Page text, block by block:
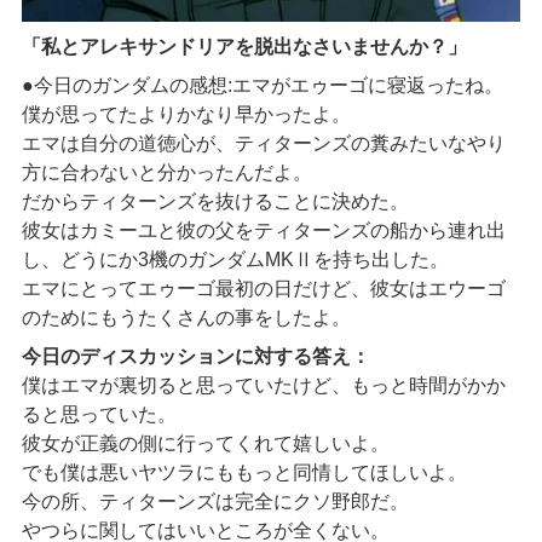
「私とアレキサンドリアを脱出なさいませんか？」
●今日のガンダムの感想:エマがエゥーゴに寝返ったね。
僕が思ってたよりかなり早かったよ。
エマは自分の道徳心が、ティターンズの糞みたいなやり
方に合わないと分かったんだよ。
だからティターンズを抜けることに決めた。
彼女はカミーユと彼の父をティターンズの船から連れ出
し、どうにか3機のガンダムMKⅡを持ち出した。
エマにとってエゥーゴ最初の日だけど、彼女はエウーゴ
のためにもうたくさんの事をしたよ。
今日のディスカッションに対する答え：
僕はエマが裏切ると思っていたけど、もっと時間がかか
ると思っていた。
彼女が正義の側に行ってくれて嬉しいよ。
でも僕は悪いヤツラにももっと同情してほしいよ。
今の所、ティターンズは完全にクソ野郎だ。
やつらに関してはいいところが全くない。